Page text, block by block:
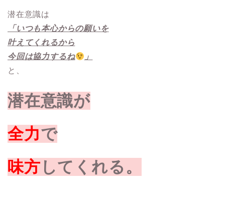
潜在意識は
「いつも本心からの願いを
叶えてくれるから
今回は協力するね
」
と、
潜在意識が
全力で
味方 してくれる。